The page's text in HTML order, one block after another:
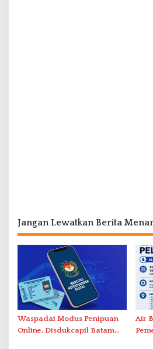
Jangan Lewatkan Berita
Waspadai Modus Penipuan
Online, Disdukcapil Batam
Air